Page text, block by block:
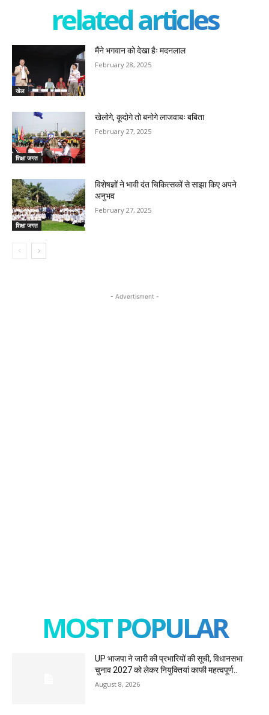
related articles
खेल
मैंने भगवान को देखा हैः मदनलाल
February 28, 2025
शिक्षा जगत
खेलोगे, कूदोगे तो बनोगे लाजवाबः बबिता
February 27, 2025
शिक्षा जगत
विशेषज्ञों ने भावी दंत चिकित्सकों से साझा किए अपने
अनुभव
February 27, 2025
- Advertisment -
MOST POPULAR
UP भाजपा ने जारी की प्रभारियों की सूची, विधानसभा
चुनाव 2027 को लेकर नियुक्तियां काफी महत्वपूर्ण..
August 8, 2026